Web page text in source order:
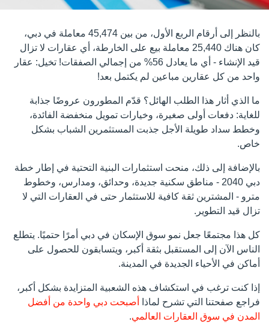
بالنظر إلى أرقام الربع الأول، من بين 45,474 معاملة في دبي،
كان هناك 25,440 معاملة بيع على الخارطة، أي عقارات لا تزال
قيد الإنشاء - أي ما يعادل 56% من إجمالي الصفقات! تخيل: عقار
واحد من كل عقارين مباعين لم يكتمل بعد!
ما الذي أثار هذا الطلب الهائل؟ قدّم المطورون عروضًا جذابة
للغاية: دفعات أولى صغيرة، وخيارات تمويل منخفضة الفائدة،
وخطط سداد طويلة الأجل جذبت المستثمرين الشباب بشكل
خاص.
بالإضافة إلى ذلك، منحت استثمارات البنية التحتية في إطار خطة
دبي 2040 - مناطق سكنية جديدة، وحدائق، ومدارس، وخطوط
مترو - المشترين ثقة كافية للاستثمار حتى في العقارات التي لا
تزال قيد التطوير.
كل هذا مجتمعًا جعل نمو سوق الإسكان في دبي أمرًا حتميًا. يتطلع
الناس الآن إلى المستقبل بثقة أكبر، ويتسابقون للحصول على
أماكن في الأحياء الجديدة في المدينة.
إذا كنت ترغب في استكشاف هذه الشعبية المتزايدة بشكل أكبر،
فراجع صفحتنا التي تشرح لماذا
أصبحت دبي واحدة من أفضل
المدن في سوق العقارات العالمي.